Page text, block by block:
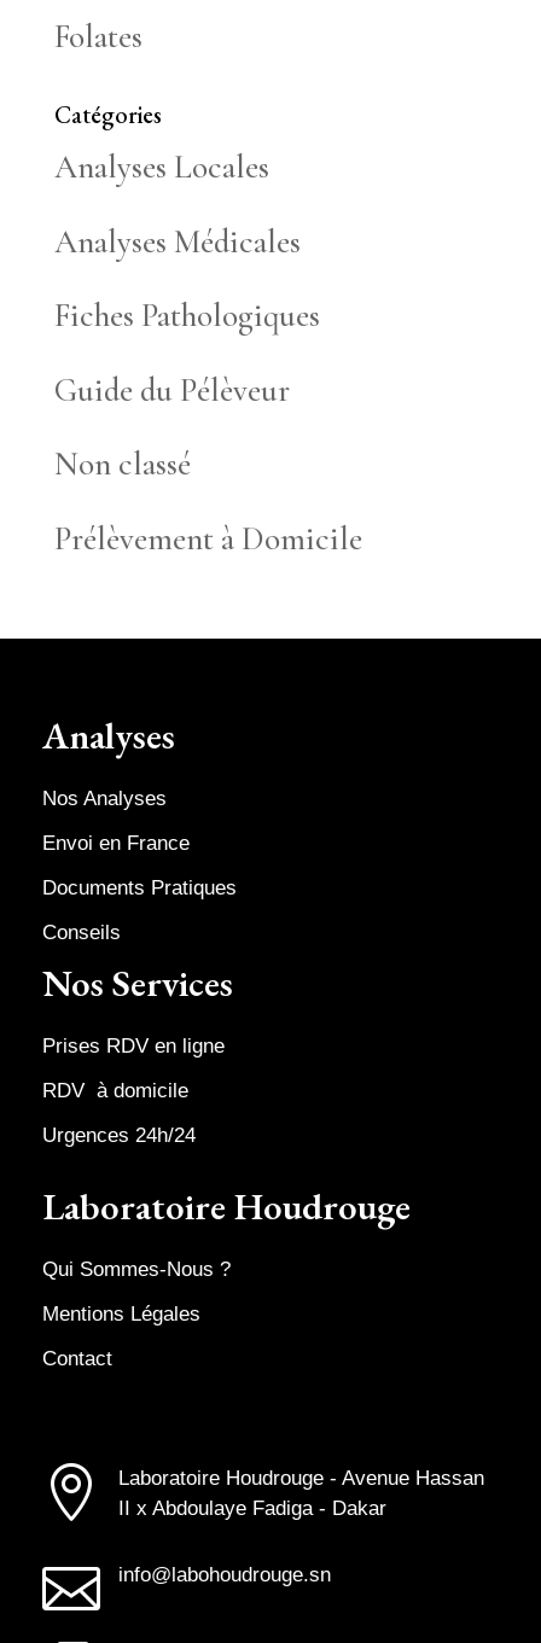
Folates
Catégories
Analyses Locales
Analyses Médicales
Fiches Pathologiques
Guide du Pélèveur
Non classé
Prélèvement à Domicile
Analyses
Nos Analyses
Envoi en France
Documents Pratiques
Conseils
Nos Services
Prises RDV en ligne
RDV à domicile
Urgences 24h/24
Laboratoire Houdrouge
Qui Sommes-Nous ?
Mentions Légales
Contact

Laboratoire Houdrouge - Avenue Hassan
II x Abdoulaye Fadiga - Dakar
 info@labohoudrouge.sn